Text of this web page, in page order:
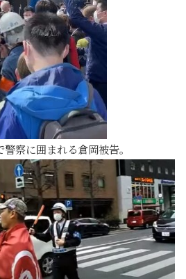
察に囲まれる倉岡被告。